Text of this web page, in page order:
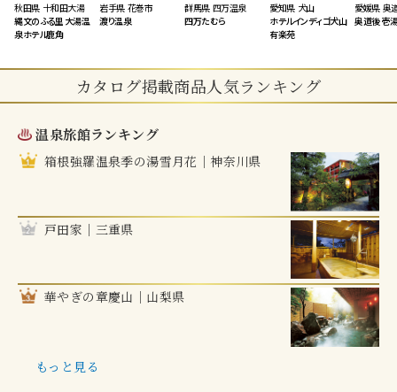
秋田県 十和田大湯
縄文のふる里 大湯温
泉ホテル鹿角
岩手県 花巻市
渡り温泉
群馬県 四万温泉
四万たむら
愛知県 犬山
ホテルインディゴ犬山
有楽苑
愛媛県 奥
奥道後 壱
カタログ掲載商品人気ランキング
温泉旅館ランキング
箱根強羅温泉季の湯雪月花｜神奈川県
戸田家｜三重県
華やぎの章慶山｜山梨県
もっと見る